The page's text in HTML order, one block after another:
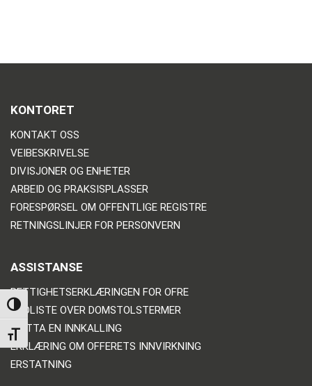
TOGGLE HIGH CONTRAST
TOGGLE FONT SIZE
KONTORET
KONTAKT OSS
VEIBESKRIVELSE
DIVISJONER OG ENHETER
ARBEID OG PRAKSISPLASSER
FORESPØRSEL OM OFFENTLIGE REGISTRE
RETNINGSLINJER FOR PERSONVERN
ASSISTANSE
RETTIGHETSERKLÆRINGEN FOR OFRE
ORDLISTE OVER DOMSTOLSTERMER
MOTTA EN INNKALLING
ERKLÆRING OM OFFERETS INNVIRKNING
ERSTATNING